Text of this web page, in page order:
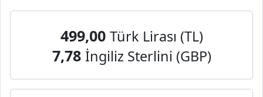
499,00 Türk Lirası (TL)
7,78 İngiliz Sterlini (GBP)